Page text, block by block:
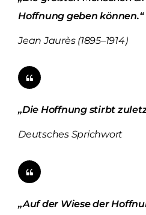
Hoffnung geben können.“
Jean Jaurès (1895–1914)
„Die Hoffnung stirbt
Deutsches Sprichwort
„Auf der Wiese der